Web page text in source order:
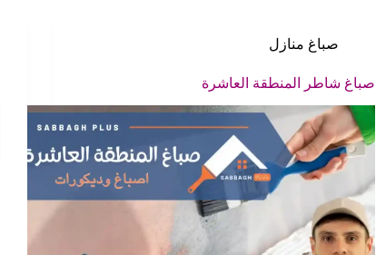
صباغ منازل
صباغ شاطر المنطقة العاشرة